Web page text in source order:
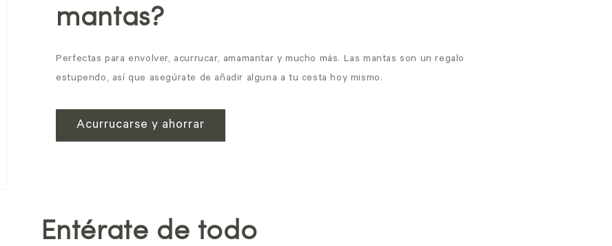
mantas?
Perfectas para envolver, acurrucar, amamantar y mucho más. Las mantas son un regalo
estupendo, así que asegúrate de añadir alguna a tu cesta hoy mismo.
Acurrucarse y ahorrar
Entérate de todo